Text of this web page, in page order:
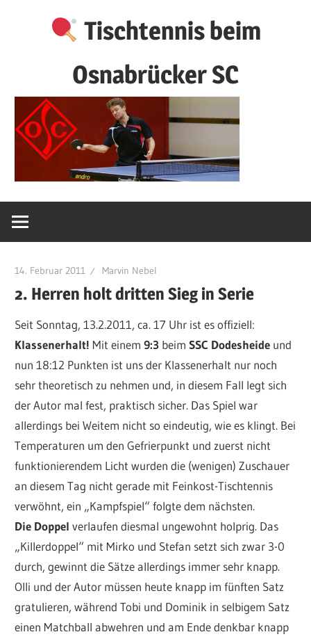
Tischtennis beim
Osnabrücker SC
14. Februar 2011 Marvin Nebel
2. Herren holt dritten Sieg in Serie
Seit Sonntag, 13.2.2011, ca. 17 Uhr ist es offiziell:
Klassenerhalt! Mit einem9:3 beimSSC Dodesheide und
nun 18:12 Punkten ist uns der Klassenerhalt nur noch
sehr theoretisch zu nehmen und, in diesem Fall legt sich
der Autor mal fest, praktisch sicher. Das Spiel war
allerdings bei Weitem nicht so eindeutig, wie es klingt. Bei
Temperaturen um den Gefrierpunkt und zuerst nicht
funktionierendem Licht wurden die (wenigen) Zuschauer
an diesem Tag nicht gerade mit Feinkost-Tischtennis
verwöhnt, ein „Kampfspiel“ folgte dem nächsten.
Die Doppel verlaufen diesmal ungewohnt holprig. Das
„Killerdoppel“ mit Mirko und Stefan setzt sich zwar 3-0
durch, gewinnt die Sätze allerdings immer sehr knapp.
Olli und der Autor müssen heute knapp im fünften Satz
gratulieren, während Tobi und Dominik in selbigem Satz
einen Matchball abwehren und am Ende denkbar knapp